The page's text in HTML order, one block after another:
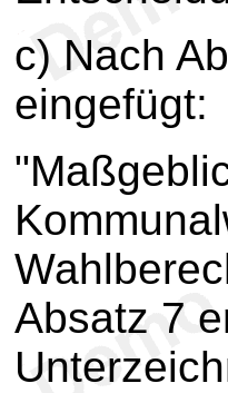
c) Nach
eingefügt:
Absatz 7